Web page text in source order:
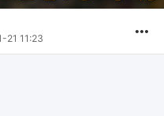
21 11:23